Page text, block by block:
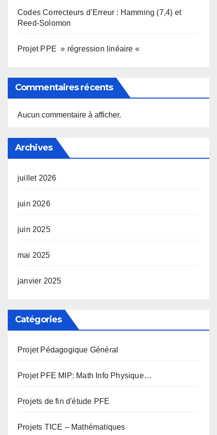
Codes Correcteurs d’Erreur : Hamming (7,4) et
Reed-Solomon
Projet PPE » régression linéaire «
Commentaires récents
Aucun commentaire à afficher.
Archives
juillet 2026
juin 2026
juin 2025
mai 2025
janvier 2025
Catégories
Projet Pédagogique Général
Projet PFE MIP: Math Info Physique…
Projets de fin d'étude PFE
Projets TICE – Mathématiques